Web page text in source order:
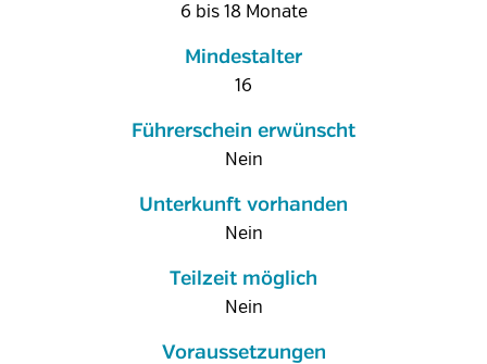
6 bis 18 Monate
Mindestalter
16
Führerschein erwünscht
Nein
Unterkunft vorhanden
Nein
Teilzeit möglich
Nein
Voraussetzungen